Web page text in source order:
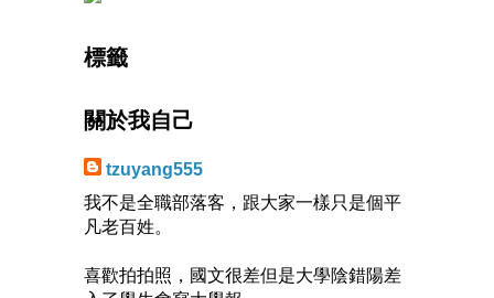
標籤
關於我自己
tzuyang555
我不是全職部落客，跟大家一樣只是個平
凡老百姓。
喜歡拍拍照，國文很差但是大學陰錯陽差